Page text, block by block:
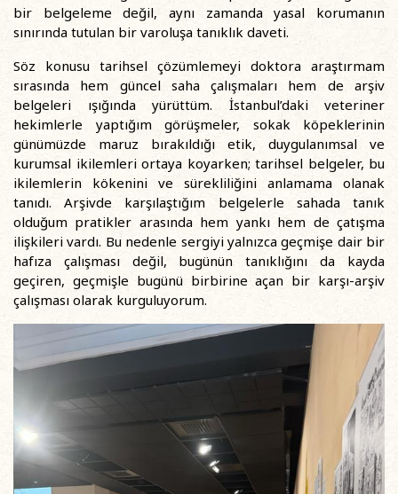
bir belgeleme değil, aynı zamanda yasal korumanın
sınırında tutulan bir varoluşa tanıklık daveti.
Söz konusu tarihsel çözümlemeyi doktora araştırmam
sırasında hem güncel saha çalışmaları hem de arşiv
belgeleri ışığında yürüttüm. İstanbul’daki veteriner
hekimlerle yaptığım görüşmeler, sokak köpeklerinin
günümüzde maruz bırakıldığı etik, duygulanımsal ve
kurumsal ikilemleri ortaya koyarken; tarihsel belgeler, bu
ikilemlerin kökenini ve sürekliliğini anlamama olanak
tanıdı. Arşivde karşılaştığım belgelerle sahada tanık
olduğum pratikler arasında hem yankı hem de çatışma
ilişkileri vardı. Bu nedenle sergiyi yalnızca geçmişe dair bir
hafıza çalışması değil, bugünün tanıklığını da kayda
geçiren, geçmişle bugünü birbirine açan bir karşı-arşiv
çalışması olarak kurguluyorum.